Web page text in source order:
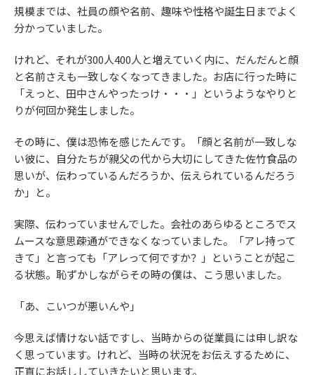
規模までは、社員の顔や名前、趣味や性格や誕生日までよく
分かっていました。
けれど、それが300人400人と増えていく内に、だんだんと顔
と名前さえも一致しなくなってきました。お店に行った時に
「えっと、田中さんやったっけ・・・」というようなやりと
りが何回か発生しました。
その時に、僕は恐怖を感じたんです。「顔と名前が一致しな
い彼に、自分たちが親父の代から大切にしてきた佐竹食品の
思いが、伝わっているんだろうか、伝えられているんだろう
か」と。
実際、伝わっていませんでした。会社のあらゆるところでス
ムースな意思疎通ができなくなっていました。「アレ持って
きて」と言っても「アレって何ですか？」ということが起こ
る状態。恥ずかしながらその時の僕は、こう思いました。
「あ、こいつが悪いんや」
今思えば情けない話ですし、当時からの従業員には申し訳な
く思っています。けれど、当時の状況をお伝えするために、
正直にお話ししていきたいと思います。